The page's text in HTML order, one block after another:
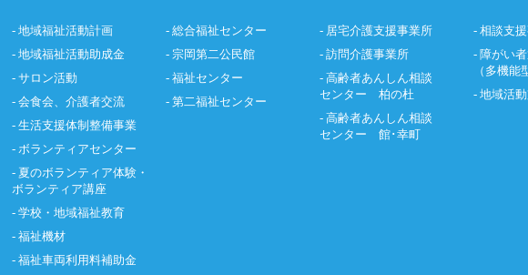
- 地域福祉活動計画
- 地域福祉活動助成金
- サロン活動
- 会食会、介護者交流
- 生活支援体制整備事業
- ボランティアセンター
- 夏のボランティア体験・
ボランティア講座
- 学校・地域福祉教育
- 福祉機材
- 福祉車両利用料補助金
- 総合福祉センター
- 宗岡第二公民館
- 福祉センター
- 第二福祉センター
- 居宅介護支援事業所
- 訪問介護事業所
- 高齢者あんしん相談
センター 柏の杜
- 高齢者あんしん相談
センター 館･幸町
- 相談支
- 障がい
（多機能
- 地域活